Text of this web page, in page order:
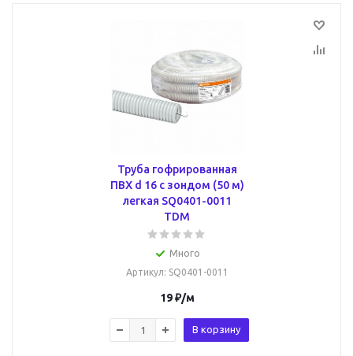
Труба гофрированная
ПВХ d 16 с зондом (50 м)
легкая SQ0401-0011
TDM
Много
Артикул: SQ0401-0011
19₽/м
В корзину